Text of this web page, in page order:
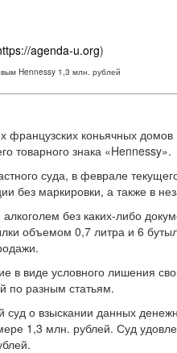
agenda-u.org)
Hennessy 1,3 млн. рублей
французских коньячных
товарного знака «Hennessy».
суда, в феврале
без маркировки, а также в
без каких-либо
объемом 0,7 литра и 6
в виде условного лишения
по разным статьям.
суд о взыскании данных
1,3 млн. рублей. Суд